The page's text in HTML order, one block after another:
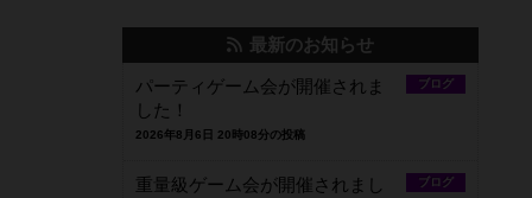
最新のお知らせ
ブログ
パーティゲーム会が開催されま
した！
2026年8月6日 20時08分の投稿
ブログ
重量級ゲーム会が開催されまし